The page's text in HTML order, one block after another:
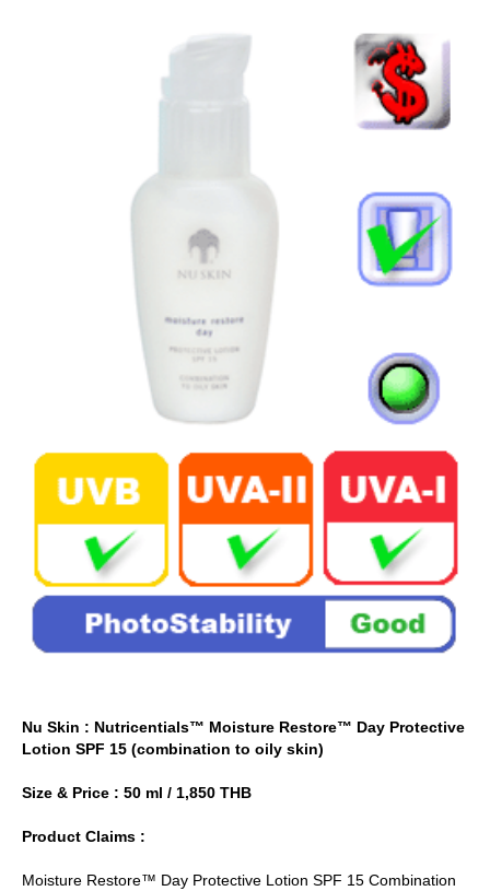
Nu Skin : Nutricentials™ Moisture Restore™ Day Protective
Lotion SPF 15 (combination to oily skin)
Size & Price : 50 ml / 1,850 THB
Product Claims :
Moisture Restore™ Day Protective Lotion SPF 15 Combination